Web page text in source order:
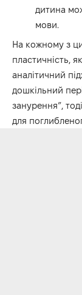
дитина
мови.
На кожному з
пластичність,
аналітичний
дошкільний
занурення”,
для